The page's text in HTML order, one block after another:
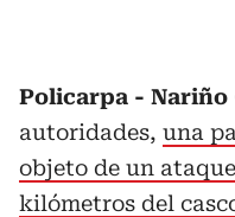
Policarpa - Nariño
autoridades, una
objeto de un
kilómetros del